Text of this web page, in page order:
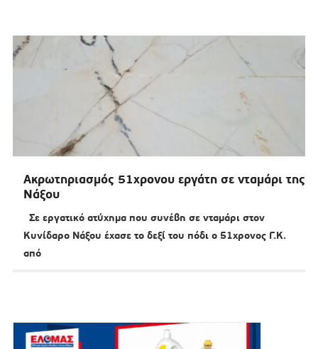
Ακρωτηριασμός 51χρονου εργάτη σε νταμάρι της
Νάξου
Σε εργατικό ατύχημα που συνέβη σε νταμάρι στον
Κυνίδαρο Νάξου έχασε το δεξί του πόδι ο 51χρονος Γ.Κ.
από